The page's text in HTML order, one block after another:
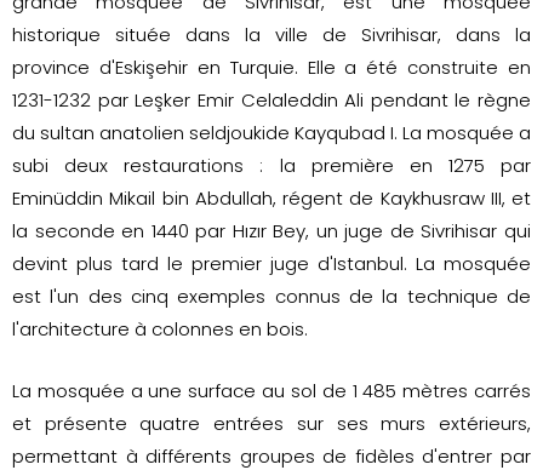
historique située dans la ville de Sivrihisar, dans la
province d'Eskişehir en Turquie. Elle a été construite en
1231-1232 par Leşker Emir Celaleddin Ali pendant le règne
du sultan anatolien seldjoukide Kayqubad I. La mosquée a
subi deux restaurations : la première en 1275 par
Eminüddin Mikail bin Abdullah, régent de Kaykhusraw III, et
la seconde en 1440 par Hızır Bey, un juge de Sivrihisar qui
devint plus tard le premier juge d'Istanbul. La mosquée
est l'un des cinq exemples connus de la technique de
l'architecture à colonnes en bois.
La mosquée a une surface au sol de 1 485 mètres carrés
et présente quatre entrées sur ses murs extérieurs,
permettant à différents groupes de fidèles d'entrer par